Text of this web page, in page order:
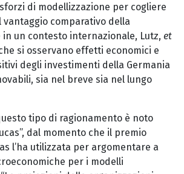
di modellizzazione per cogliere
vantaggio comparativo della
un contesto internazionale, Lutz, et
si osservano effetti economici e
degli investimenti della Germania
sia nel breve sia nel lungo
tipo di ragionamento è noto
dal momento che il premio
l’ha utilizzata per argomentare a
per i modelli